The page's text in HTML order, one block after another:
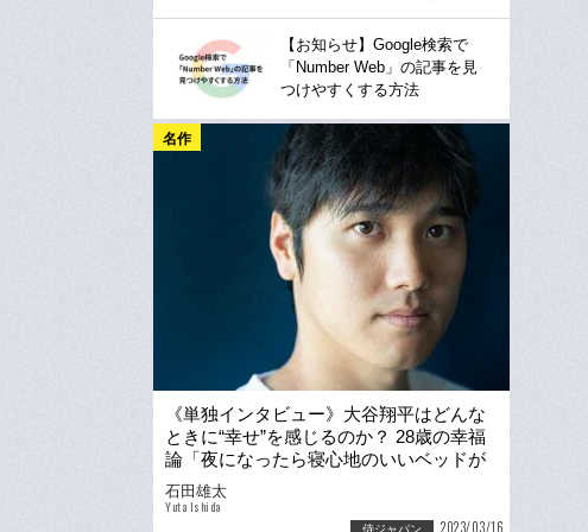
【お知らせ】Google検索で
「Number Web」の記事を見
つけやすくする方法
名作
《単独インタビュー》大谷翔平はどんな
ときに“幸せ”を感じるのか？ 28歳の幸福
論「夜になったら寝心地のいいベッドが
あって…」
石田雄太
Yuta Ishida
侍ジャパン 2023/03/16